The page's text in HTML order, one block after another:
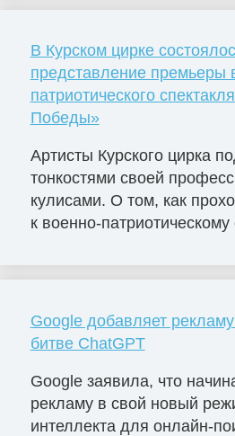
В Курском цирке
представление премьеры
патриотического
Победы»
Артисты Курского цирка
тонкостями своей
кулисами. О том, как
к военно-патриотическому
Google добавляет
битве ChatGPT
Google заявила, что
рекламу в свой новый
интеллекта для онлайн-